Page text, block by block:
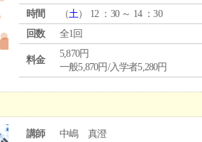
時間
（土） 12 ：30 ～ 14 ：30
回数
全1回
料金
5,870円
一般5,870円/入学者5,280円
講師 中嶋 真澄